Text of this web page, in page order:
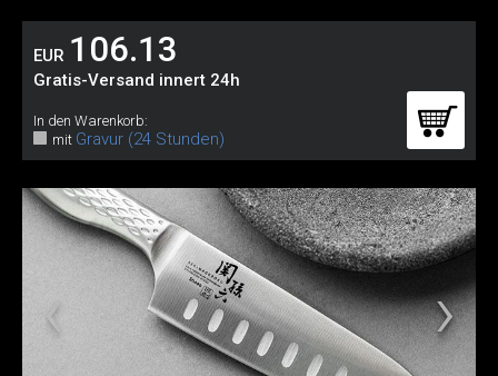
EUR 106.13
Gratis-Versand innert 24h
In den Warenkorb:
mit Gravur (24 Stunden)